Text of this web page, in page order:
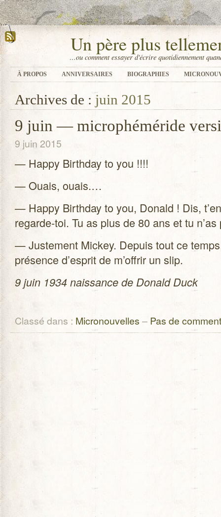
Un père plus
…ou comment essayer d'écrire quotidiennement
À PROPOS ANNIVERSAIRES BIOGRAPHIES
Archives de : juin 2015
9 juin — microphéméride
9 juin 2015
— Happy Bir­th­day to you !!!!
— Ouais, ouais.…
— Happy Bir­th­day to you, Donald ! Dis,
regarde-toi. Tu as plus de 80 ans et tu
— Jus­te­ment Mickey. Depuis tout ce
pré­sence d’esprit de m’offrir un slip.
9 juin 1934 nais­sance de Donald Duck
Classé dans : Micronouvelles – Pas de